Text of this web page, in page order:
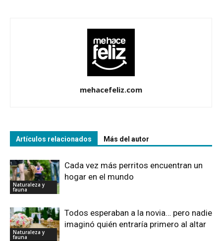
mehacefeliz.com
Artículos relacionados Más del autor
Naturaleza y
fauna
Cada vez más perritos encuentran un
hogar en el mundo
Naturaleza y
fauna
Todos esperaban a la novia… pero nadie
imaginó quién entraría primero al altar